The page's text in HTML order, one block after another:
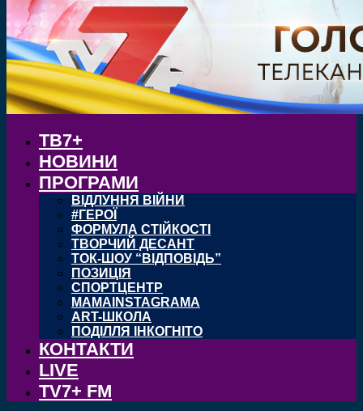
ТВ7+
НОВИНИ
ПРОГРАМИ
ВІДЛУННЯ ВІЙНИ
#ГЕРОЇ
ФОРМУЛА СТІЙКОСТІ
ТВОРЧИЙ ДЕСАНТ
ТОК-ШОУ “ВІДПОВІДЬ”
ПОЗИЦІЯ
СПОРТЦЕНТР
MAMAINSTAGRAMA
ART-ШКОЛА
ПОДІЛЛЯ ІНКОГНІТО
КОНТАКТИ
LIVE
TV7+ FM